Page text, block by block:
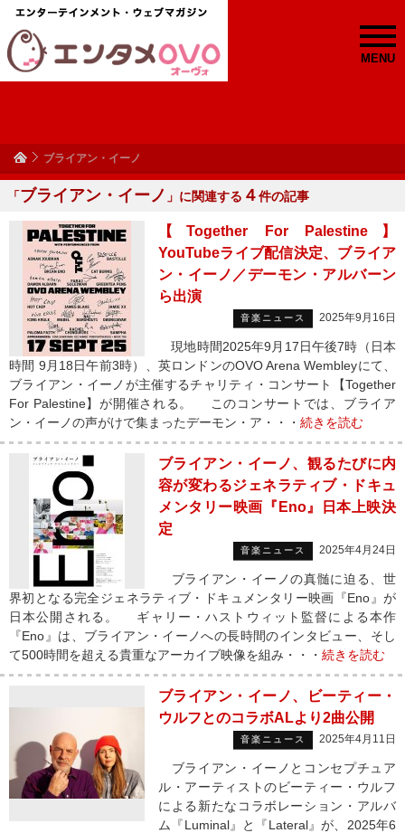
MENU
ブライアン・イーノ
「ブライアン・イーノ 」に関連する ４件の記事
【Together For Palestine】
YouTubeライブ配信決定、ブライア
ン・イーノ／デーモン・アルバーン
ら出演
音楽ニュース 2025年9月16日
現地時間2025年9月17日午後7時（日本
時間 9月18日午前3時）、英ロンドンのOVO Arena Wembleyにて、
ブライアン・イーノが主催するチャリティ・コンサート【Together
For Palestine】が開催される。 このコンサートでは、ブライア
ン・イーノの声がけで集まったデーモン・ア・・・ 続きを読む
ブライアン・イーノ、観るたびに内
容が変わるジェネラティブ・ドキュ
メンタリー映画『Eno』日本上映決
定
音楽ニュース 2025年4月24日
ブライアン・イーノの真髄に迫る、世
界初となる完全ジェネラティブ・ドキュメンタリー映画『Eno』が
日本公開される。 ギャリー・ハストウィット監督による本作
『Eno』は、ブライアン・イーノへの長時間のインタビュー、そし
て500時間を超える貴重なアーカイブ映像を組み・・・ 続きを読む
ブライアン・イーノ、ビーティー・
ウルフとのコラボALより2曲公開
音楽ニュース 2025年4月11日
ブライアン・イーノとコンセプチュア
ル・アーティストのビーティー・ウルフ
による新たなコラボレーション・アルバ
ム『Luminal』と『Lateral』が、2025年6